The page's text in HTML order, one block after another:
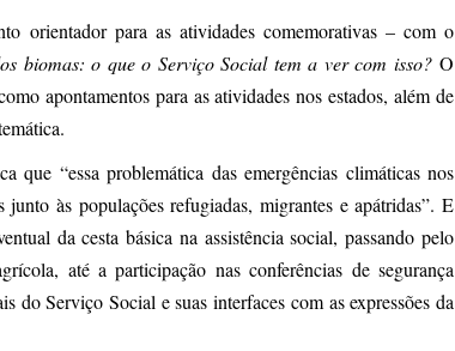
orientador para as atividades comemorativas – com o
biomas: o que o Serviço Social tem a ver com isso?O
apontamentos para as atividades nos estados, além de
que “essa problemática das emergências climáticas nos
às populações refugiadas, migrantes e apátridas”. E
da cesta básica na assistência social, passando pelo
até a participação nas conferências de segurança
Serviço Social e suas interfaces com as expressões da